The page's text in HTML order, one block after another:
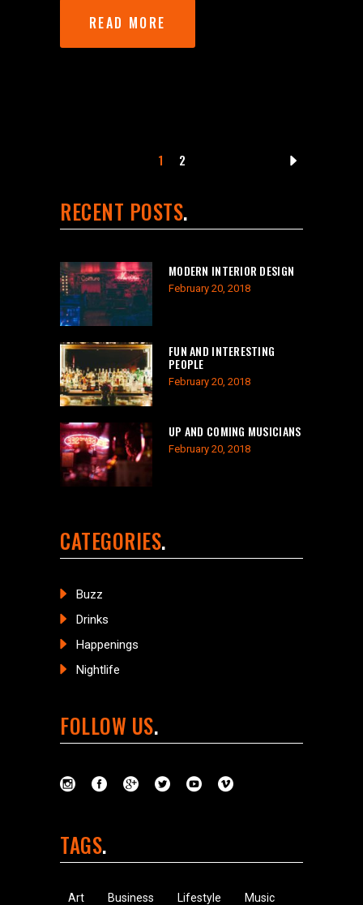
READ MORE
1 2
RECENT POSTS
MODERN INTERIOR DESIGN
February 20, 2018
FUN AND INTERESTING
PEOPLE
February 20, 2018
UP AND COMING MUSICIANS
February 20, 2018
CATEGORIES
Buzz
Drinks
Happenings
Nightlife
FOLLOW US
TAGS
Art Business Lifestyle Music